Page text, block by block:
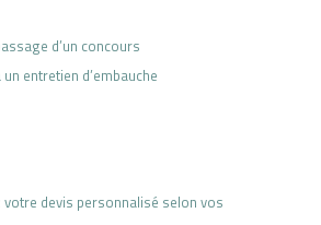
d’un concours
entretien d’embauche
votre devis personnalisé selon vos